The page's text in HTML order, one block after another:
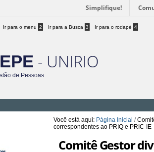
Simplifique!
Ir para o menu 2 Ir para a Busca 3 Ir para o rodapé 4
- UNIRIO
de Pessoas
Você está aqui: Página Inicial /
correspondentes ao PRIQ e PRIC-IE
Comitê Gestor